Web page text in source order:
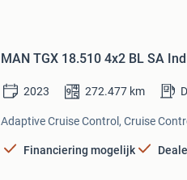
MAN TGX 18.510 4x2 BL SA
2023 272.477 km
Adaptive Cruise Control, Cruise
Financiering mogelijk